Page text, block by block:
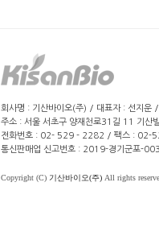
회사명 : 기산바이오(주) / 대표자 : 선지운
주소 : 서울 서초구 양재천로31길 11 기산
전화번호 : 02- 529 - 2282 / 팩스 : 02-
통신판매업 신고번호 : 2019-경기군포-
Copyright (C) 기산바이오(주) All rights